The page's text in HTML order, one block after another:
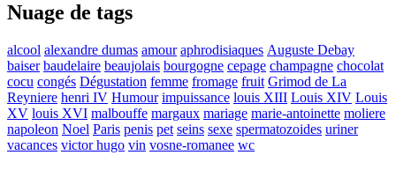
Nuage de tags
alcool alexandre dumas amour aphrodisiaques Auguste Debay
baiser baudelaire beaujolais bourgogne cepage champagne chocolat
cocu congés Dégustation femme fromage fruit Grimod de La
Reyniere henri IV Humour impuissance louis XIII Louis XIV Louis
XV louis XVI malbouffe margaux mariage marie-antoinette moliere
napoleon Noel Paris penis pet seins sexe spermatozoides uriner
vacances victor hugo vin vosne-romanee wc